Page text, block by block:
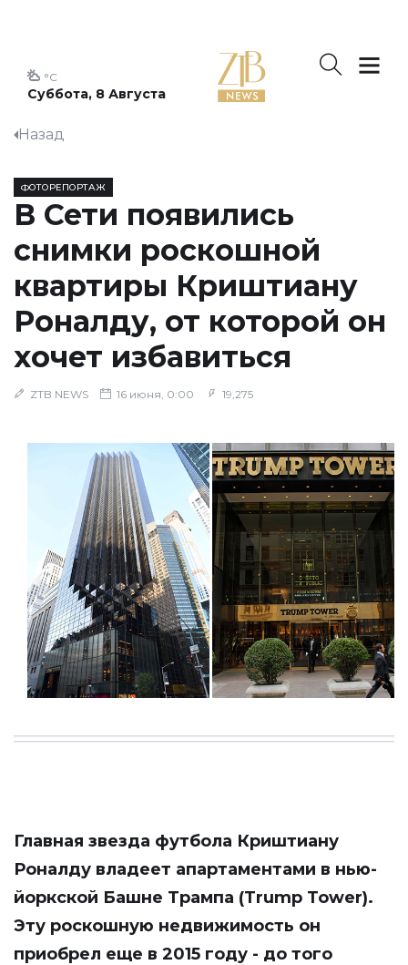
Суббота, 8 Августа
°C
Назад
ФОТОРЕПОРТАЖ
В Сети появились
снимки роскошной
квартиры Криштиану
Роналду, от которой он
хочет избавиться
ZTB NEWS 16 июня, 0:00 19,275
Главная звезда футбола Криштиану
Роналду владеет апартаментами в нью-
йоркской Башне Трампа (Trump Tower).
Эту роскошную недвижимость он
приобрел еще в 2015 году - до того